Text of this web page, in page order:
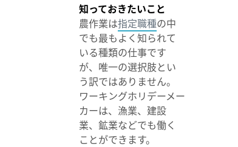
知っておきたいこと
農作業は指定職種の中
でも最もよく知られて
いる種類の仕事です
が、唯一の選択肢とい
う訳ではありません。
ワーキングホリデーメー
カーは、漁業、建設
業、鉱業などでも働く
ことができます。